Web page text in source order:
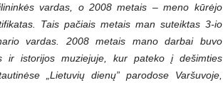
vardas, o 2008 metais – meno kūrėjo
Tais pačiais metais man suteiktas 3-io
vardas. 2008 metais mano darbai buvo
ir istorijos muziejuje, kur pateko į dešimties
„Lietuvių dienų” parodose Varšuvoje,